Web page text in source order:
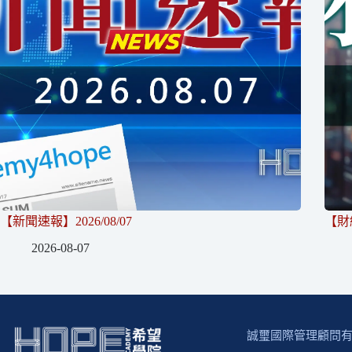
【新聞速報】2026/08/07
2026-08-07
【
誠璽國際管理顧問